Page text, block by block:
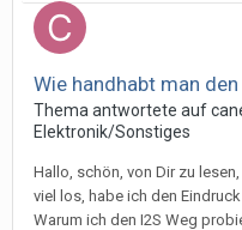
Wie handhabt man
Thema antwortete auf
Elektronik/Sonstiges
Hallo, schön, von Dir zu
viel los, habe ich den
Warum ich den I2S Weg